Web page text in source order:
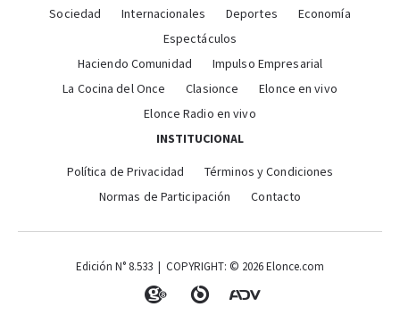
Sociedad
Internacionales Deportes
Economía
Espectáculos
Haciendo Comunidad
Impulso Empresarial
La Cocina del Once
Clasionce
Elonce en vivo
Elonce Radio en vivo
INSTITUCIONAL
Política de Privacidad
Términos y Condiciones
Normas de Participación
Contacto
Edición N° 8.533 | COPYRIGHT: © 2026 Elonce.com